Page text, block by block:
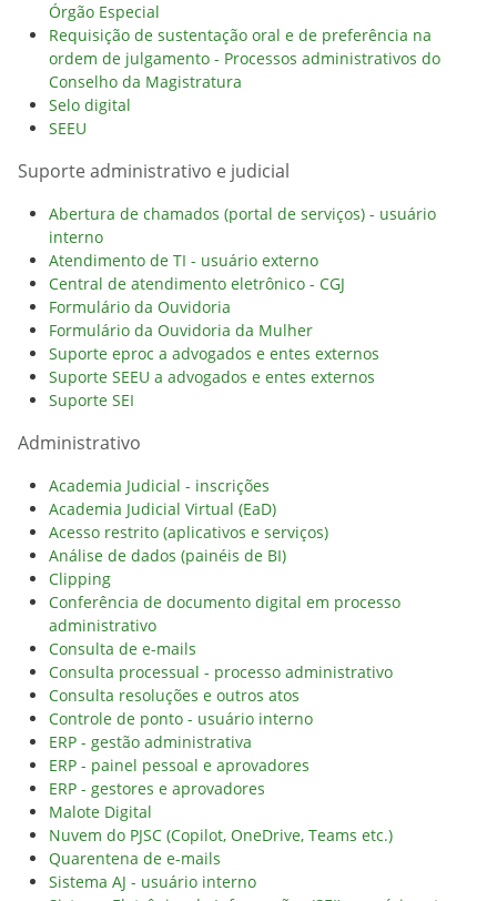
Órgão Especial
Requisição de sustentação oral e de preferência na
ordem de julgamento - Processos administrativos do
Conselho da Magistratura
Selo digital
SEEU
Suporte administrativo e judicial
Abertura de chamados (portal de serviços) - usuário
interno
Atendimento de TI - usuário externo
Central de atendimento eletrônico - CGJ
Formulário da Ouvidoria
Formulário da Ouvidoria da Mulher
Suporte eproc a advogados e entes externos
Suporte SEEU a advogados e entes externos
Suporte SEI
Administrativo
Academia Judicial - inscrições
Academia Judicial Virtual (EaD)
Acesso restrito (aplicativos e serviços)
Análise de dados (painéis de BI)
Clipping
Conferência de documento digital em processo
administrativo
Consulta de e-mails
Consulta processual - processo administrativo
Consulta resoluções e outros atos
Controle de ponto - usuário interno
ERP - gestão administrativa
ERP - painel pessoal e aprovadores
ERP - gestores e aprovadores
Malote Digital
Nuvem do PJSC (Copilot, OneDrive, Teams etc.)
Quarentena de e-mails
Sistema AJ - usuário interno